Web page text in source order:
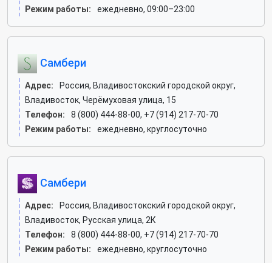
Режим работы:
ежедневно, 09:00–23:00
Самбери
Адрес:
Россия, Владивостокский городской округ,
Владивосток, Черёмуховая улица, 15
Телефон:
8 (800) 444-88-00, +7 (914) 217-70-70
Режим работы:
ежедневно, круглосуточно
Самбери
Адрес:
Россия, Владивостокский городской округ,
Владивосток, Русская улица, 2К
Телефон:
8 (800) 444-88-00, +7 (914) 217-70-70
Режим работы:
ежедневно, круглосуточно